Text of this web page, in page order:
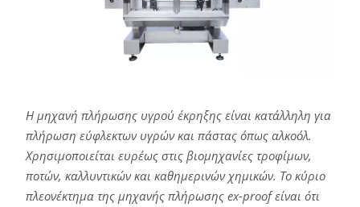
Η μηχανή πλήρωσης υγρού έκρηξης είναι κατάλληλη για
πλήρωση εύφλεκτων υγρών και πάστας όπως αλκοόλ.
Χρησιμοποιείται ευρέως στις βιομηχανίες τροφίμων,
ποτών, καλλυντικών και καθημερινών χημικών. Το κύριο
πλεονέκτημα της μηχανής πλήρωσης ex-proof είναι ότι